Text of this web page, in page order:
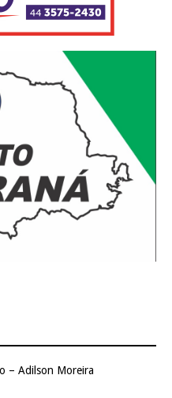
– Adilson Moreira